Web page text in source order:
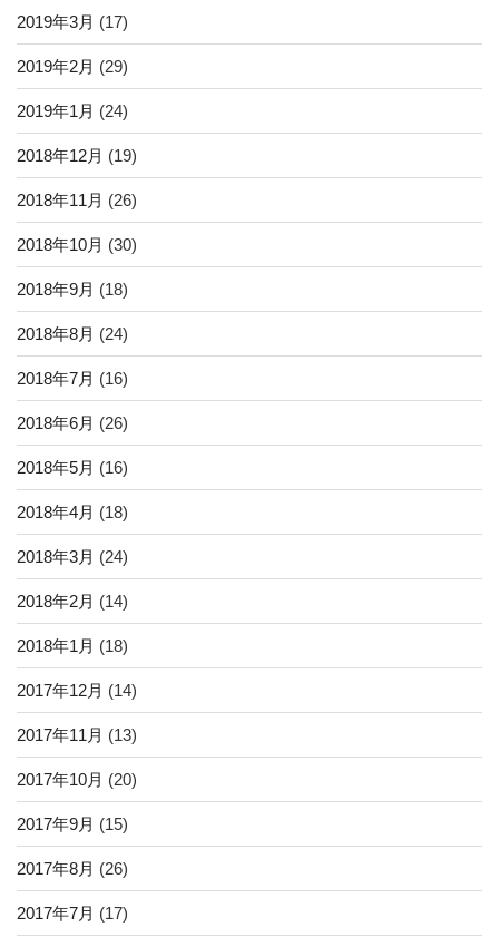
2019年3月 (17)
2019年2月 (29)
2019年1月 (24)
2018年12月 (19)
2018年11月 (26)
2018年10月 (30)
2018年9月 (18)
2018年8月 (24)
2018年7月 (16)
2018年6月 (26)
2018年5月 (16)
2018年4月 (18)
2018年3月 (24)
2018年2月 (14)
2018年1月 (18)
2017年12月 (14)
2017年11月 (13)
2017年10月 (20)
2017年9月 (15)
2017年8月 (26)
2017年7月 (17)